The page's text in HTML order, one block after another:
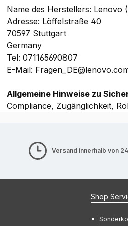
Name des Herstellers: Lenovo
Adresse: Löffelstraße 40
70597 Stuttgart
Germany
Tel: 071165690807
E-Mail:
Allgemeine Hinweise zu
Compliance, Zugänglichkeit,
Versand innerhalb von
Shop